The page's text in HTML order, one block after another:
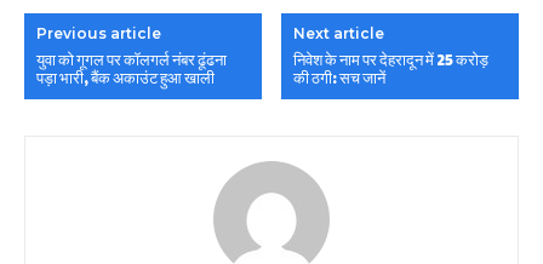
Previous article
युवा को गूगल पर कॉलगर्ल नंबर ढूंढना
पड़ा भारी, बैंक अकाउंट हुआ खाली
Next article
निवेश के नाम पर देहरादून में 25 करोड़
की ठगी: सच जानें